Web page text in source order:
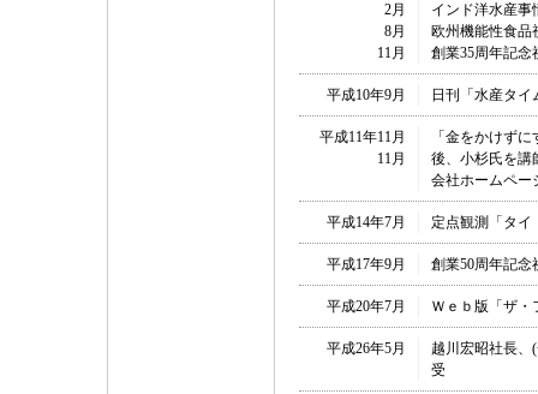
2月
インド洋水産事
8月
欧州機能性食品
11月
創業35周年記念
平成10年9月 日刊「水産タ
平成11年11月
「金をかけず
後、小杉氏を講
11月
会社ホームペー
平成14年7月 定点観測「タ
平成17年9月 創業50周年記念
平成20年7月 Ｗｅｂ版「ザ・
平成26年5月
越川宏昭社長、
受